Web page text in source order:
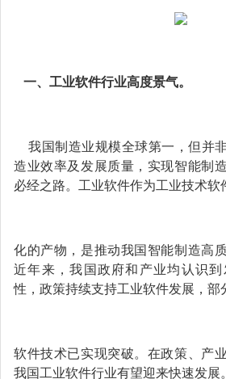
一、工业软件行业高度景气。
我国制造业规模全球第一，但并
造业效率及发展质量，实现智能制
必经之路。工业软件作为工业技术软
化的产物，是推动我国智能制造高
近年来，我国政府和产业均认识
性，政策持续支持工业软件发展，部
软件技术已实现突破。在政策、产
我国工业软件行业有望迎来快速发展。